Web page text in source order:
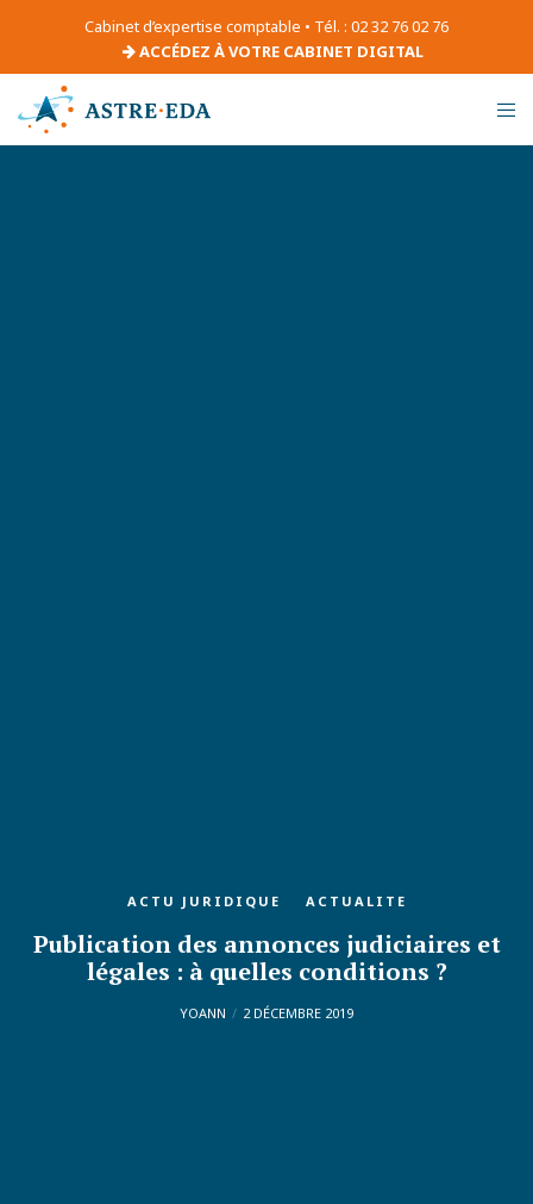
Cabinet d’expertise comptable • Tél. : 02 32 76 02 76
ACCÉDEZ À VOTRE CABINET DIGITAL
ACTU JURIDIQUE ACTUALITE
Publication des annonces judiciaires et
légales : à quelles conditions ?
YOANN 2 DÉCEMBRE 2019